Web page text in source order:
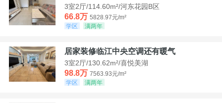
3室2厅/114.60m²/河东花园B区
66.8万 5828.97元/m²
学区
满两年
居家装修临江中央空调还有暖气
3室2厅/130.62m²/喜悦美湖
98.8万 7563.93元/m²
学区
满两年